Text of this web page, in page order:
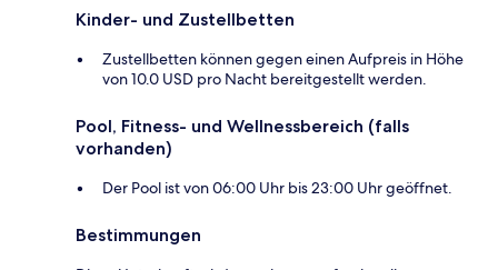
Kinder- und Zustellbetten
Zustellbetten können gegen einen Aufpreis in Höhe
von 10.0 USD pro Nacht bereitgestellt werden.
Pool, Fitness- und Wellnessbereich (falls
vorhanden)
Der Pool ist von 06:00 Uhr bis 23:00 Uhr geöffnet.
Bestimmungen